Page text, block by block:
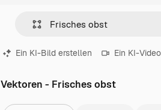
Ein KI-Bild erstellen Ein KI-
Vektoren - Frisches obst